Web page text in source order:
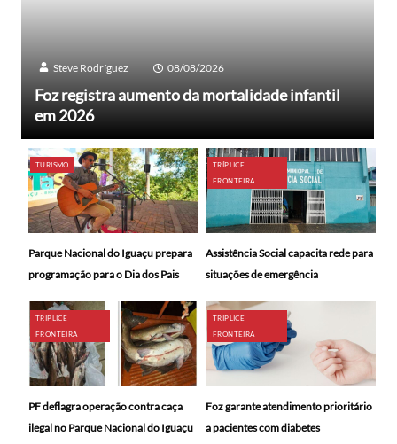
Steve Rodríguez 08/08/2026
Foz registra aumento da mortalidade infantil
em 2026
TURISMO
Parque Nacional do Iguaçu prepara
programação para o Dia dos Pais
TRÍPLICE
FRONTEIRA
Assistência Social capacita rede para
situações de emergência
TRÍPLICE
FRONTEIRA
PF deflagra operação contra caça
ilegal no Parque Nacional do Iguaçu
TRÍPLICE
FRONTEIRA
Foz garante atendimento prioritário
a pacientes com diabetes